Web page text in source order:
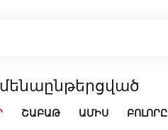
ՇԱԲԱԹ ԱՄԻՍ ԲՈԼՈՐԸ